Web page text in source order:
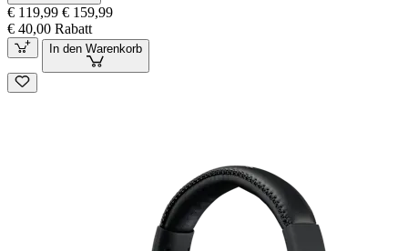
€ 119,99 € 159,99
€ 40,00 Rabatt
In den Warenkorb